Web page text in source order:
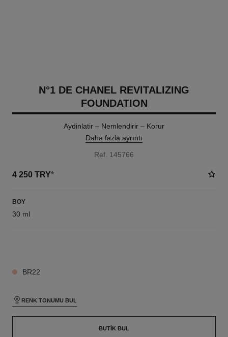
N°1 DE CHANEL REVITALIZING
FOUNDATION
Aydinlatir – Nemlendirir – Korur
Daha fazla ayrıntı
Ref. 145766
4 250 TRY*
BOY
30 ml
BR22
RENK TONUMU BUL
BUTIK BUL